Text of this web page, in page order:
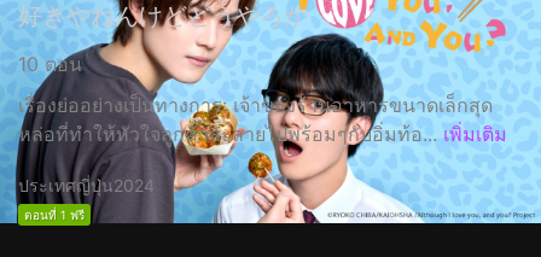
好きやねんけどどうやろか
10 ตอน
เรื่องย่ออย่างเป็นทางการ: เจ้าของร้านอาหารขนาดเล็กสุด
หล่อที่ทำให้หัวใจลูกค้าละลายไปพร้อมๆกับอิ่มท้อ... เพิ่มเติม
ประเทศญี่ปุ่น2024
ตอนที่ 1 ฟรี